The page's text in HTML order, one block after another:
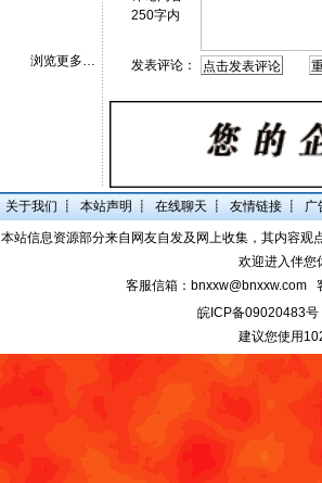
浏览更多…
250字内
发表评论：
关于我们 ┋ 本站声明 ┋ 在线聊天 ┋ 友情链接 ┋ 广
本站信息资源部分来自网友自发及网上收集，其内容
欢迎进入伴您
客服信箱：bnxxw@bnxxw.com
皖ICP备09020483号
建议您使用